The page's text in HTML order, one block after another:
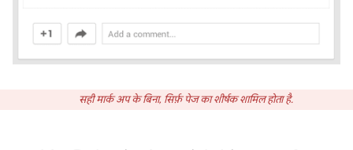
सही मार्क अप के बिना, सिर्फ़ पेज का शीर्षक शामिल होता है.